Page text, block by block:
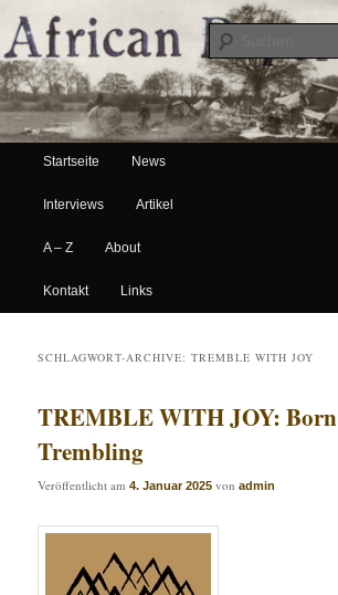
African Paper
Hauptmenü
Zum Inhalt wechseln
Zum sekundären Inhalt wechseln
Startseite News
Interviews Artikel
A – Z About
Kontakt Links
SCHLAGWORT-ARCHIVE:TREMBLE WITH JOY
TREMBLE WITH JOY: Born
Trembling
Veröffentlicht am4. Januar 2025 vonadmin